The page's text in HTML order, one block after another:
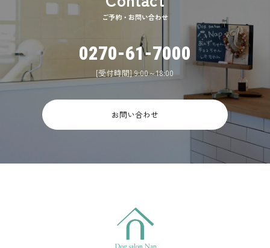
ご予約・お問い合わせ
0270-61-7000
[受付時間] 9:00～18:00
お問い合わせ